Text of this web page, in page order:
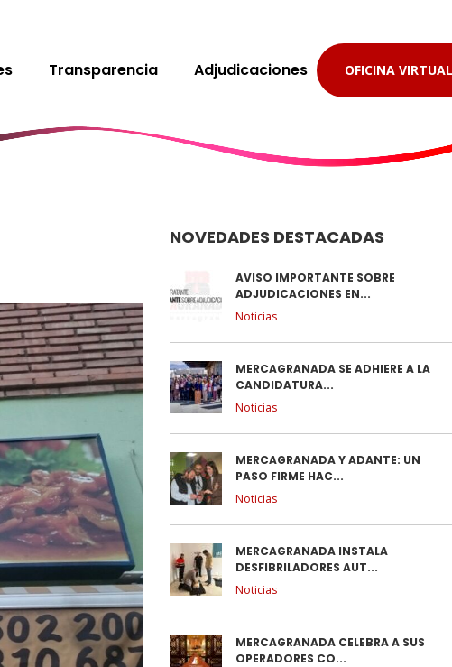
Transparencia Adjudicaciones OFICINA VIRTUAL
NOVEDADES DESTACADAS
AVISO IMPORTANTE SOBRE
ADJUDICACIONES EN...
Noticias
MERCAGRANADA SE ADHIERE A LA
CANDIDATURA...
Noticias
MERCAGRANADA Y ADANTE: UN
PASO FIRME HAC...
Noticias
MERCAGRANADA INSTALA
DESFIBRILADORES AUT...
Noticias
MERCAGRANADA CELEBRA A SUS
OPERADORES CO...